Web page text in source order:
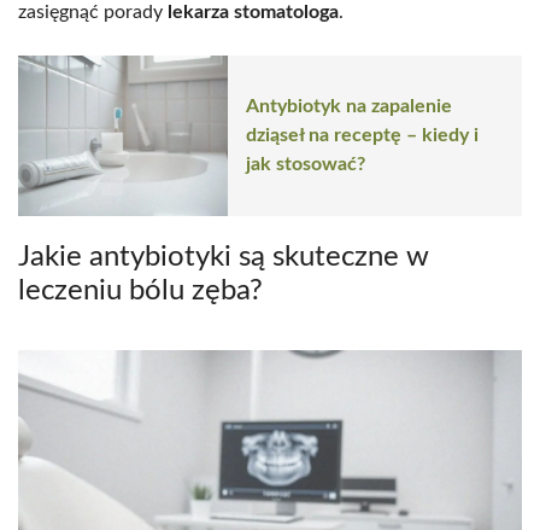
zasięgnąć porady lekarza stomatologa.
Antybiotyk na zapalenie
dziąseł na receptę – kiedy i
jak stosować?
Jakie antybiotyki są skuteczne w
leczeniu bólu zęba?